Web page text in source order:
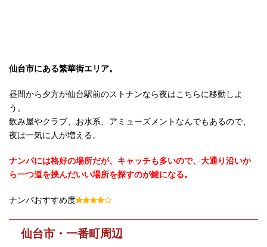
仙台市にある繁華街エリア。
昼間から夕方が仙台駅前のストナンなら夜はこちらに移動しよ
う。
飲み屋やクラブ、お水系、アミューズメントなんでもあるので、
夜は一気に人が増える。
ナンパには格好の場所だが、キャッチも多いので、大通り沿いか
ら一つ道を挟んだいい場所を探すのが鍵になる。
ナンパおすすめ度
仙台市・一番町周辺